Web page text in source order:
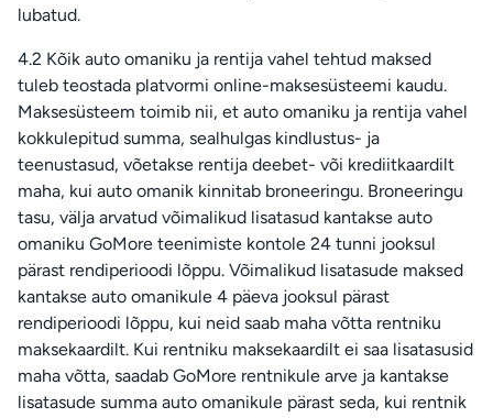
lubatud.
4.2 Kõik auto omaniku ja rentija vahel tehtud maksed
tuleb teostada platvormi online-maksesüsteemi kaudu.
Maksesüsteem toimib nii, et auto omaniku ja rentija vahel
kokkulepitud summa, sealhulgas kindlustus- ja
teenustasud, võetakse rentija deebet- või krediitkaardilt
maha, kui auto omanik kinnitab broneeringu. Broneeringu
tasu, välja arvatud võimalikud lisatasud kantakse auto
omaniku GoMore teenimiste kontole 24 tunni jooksul
pärast rendiperioodi lõppu. Võimalikud lisatasude maksed
kantakse auto omanikule 4 päeva jooksul pärast
rendiperioodi lõppu, kui neid saab maha võtta rentniku
maksekaardilt. Kui rentniku maksekaardilt ei saa lisatasusid
maha võtta, saadab GoMore rentnikule arve ja kantakse
lisatasude summa auto omanikule pärast seda, kui rentnik